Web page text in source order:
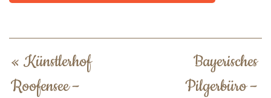
« Künstlerhof
Roofensee –
Bayerisches
Pilgerbüro –